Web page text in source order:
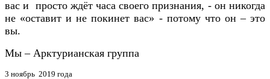
вас и просто ждёт часа своего признания, - он никогда
не «оставит и не покинет вас» - потому что он – это
вы.
Мы – Арктурианская группа
3 ноябрь 2019 года